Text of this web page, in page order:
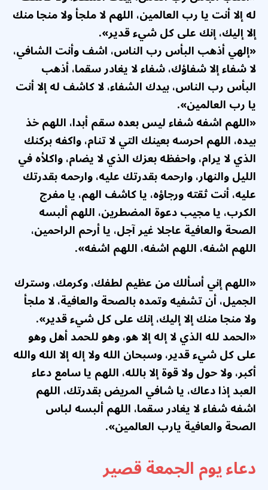
له إلا أنت يا رب العالمين، اللهم لا ملجأ ولا منجا منك
إلا إليك، إنك على كل شيء قدير».
«إلهي أذهب البأس رب الناس، اشف وأنت الشافي،
لا شفاء إلا شفاؤك، شفاء لا يغادر سقما، أذهب
البأس رب الناس، بيدك الشفاء، لا كاشف له إلا أنت
يا رب العالمين».
«اللهم اشفه شفاء ليس بعده سقم أبدا، اللهم خذ
بيده، اللهم احرسه بعينك التي لا تنام، واكفه بركنك
الذي لا يرام، واحفظه بعزك الذي لا يضام، واكلأه في
الليل والنهار، وارحمه بقدرتك عليه، وارحمه بقدرتك
عليه، أنت ثقته ورجاؤه، يا كاشف الهم، يا مفرج
الكرب، يا مجيب دعوة المضطرين، اللهم ألبسه
الصحة والعافية عاجلا غير آجل، يا أرحم الراحمين،
اللهم اشفه، اللهم اشفه، اللهم اشفه».
«اللهم إني أسألك من عظيم لطفك، وكرمك، وسترك
الجميل، أن تشفيه وتمده بالصحة والعافية، لا ملجأ
ولا منجا منك إلا إليك، إنك على كل شيء قدير».
«الحمد لله الذي لا إله إلا هو، وهو للحمد أهل وهو
على كل شيء قدير، وسبحان الله ولا إله إلا الله والله
أكبر، ولا حول ولا قوة إلا بالله، اللهم يا سامع دعاء
العبد إذا دعاك، يا شافي المريض بقدرتك، اللهم
اشفه شفاء لا يغادر سقما، اللهم ألبسه لباس
الصحة والعافية يارب العالمين».
دعاء يوم الجمعة قصير